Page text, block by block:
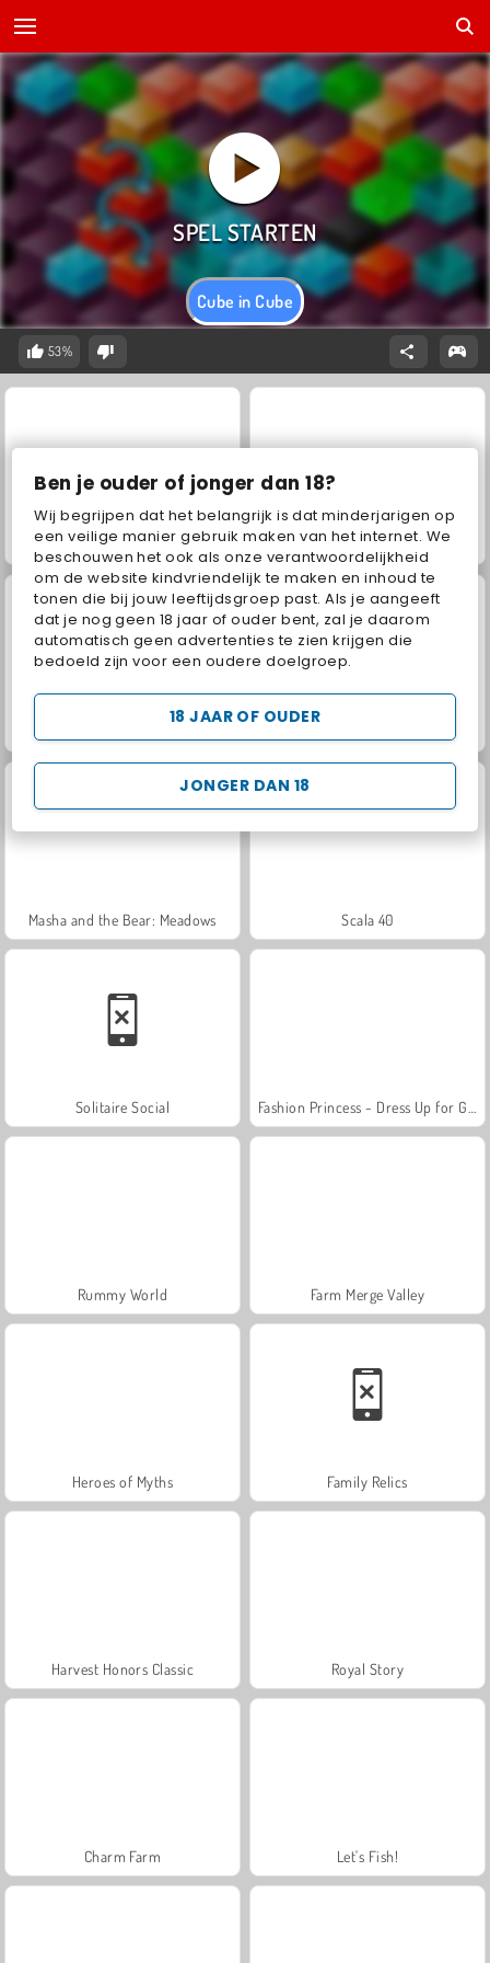
Ben je ouder of jonger dan 18?
Wij begrijpen dat het belangrijk is dat minderjarigen op
een veilige manier gebruik maken van het internet. We
beschouwen het ook als onze verantwoordelijkheid
om de website kindvriendelijk te maken en inhoud te
tonen die bij jouw leeftijdsgroep past. Als je aangeeft
dat je nog geen 18 jaar of ouder bent, zal je daarom
automatisch geen advertenties te zien krijgen die
bedoeld zijn voor een oudere doelgroep.
JONGER DAN 18
18 JAAR OF OUDER
Cube in Cube
53%
Grand Mahjong Connect Jewel Garden Story
Masha and the Bear: Meadows Scala 40
Solitaire Social
Rummy World Farm Merge Valley
Heroes of Myths Family Relics
Harvest Honors Classic Royal Story
Charm Farm Let's Fish!